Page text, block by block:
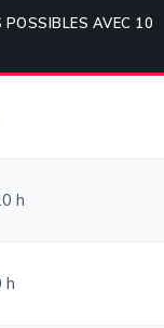
POSSIBLES AVEC 10
h
h